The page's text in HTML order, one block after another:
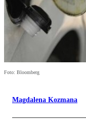
Foto: Bloomberg
Magdalena Kozmana